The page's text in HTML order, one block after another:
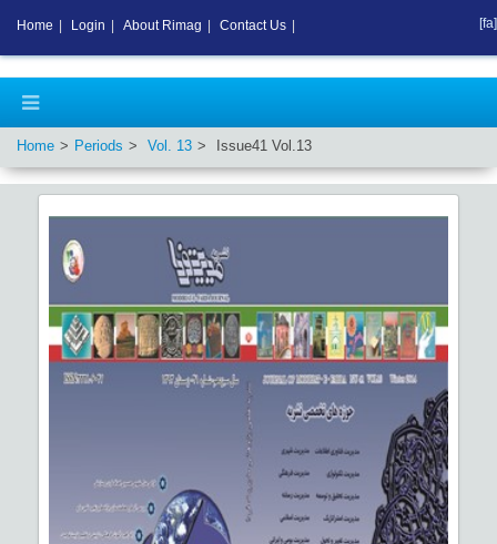
Home Periods Vol. 13 Issue41 Vol.13
Home Login About Rimag Contact Us [fa]